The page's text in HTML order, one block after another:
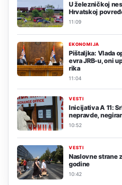
U železničkoj
Hrvatskoj
11:09
EKONOMIJA
Pištaljka: Vlada
evra JRB-u, oni
rika
11:04
VESTI
Inicijativa A 11:
nepravde,
10:52
VESTI
Naslovne strane
godine
10:42